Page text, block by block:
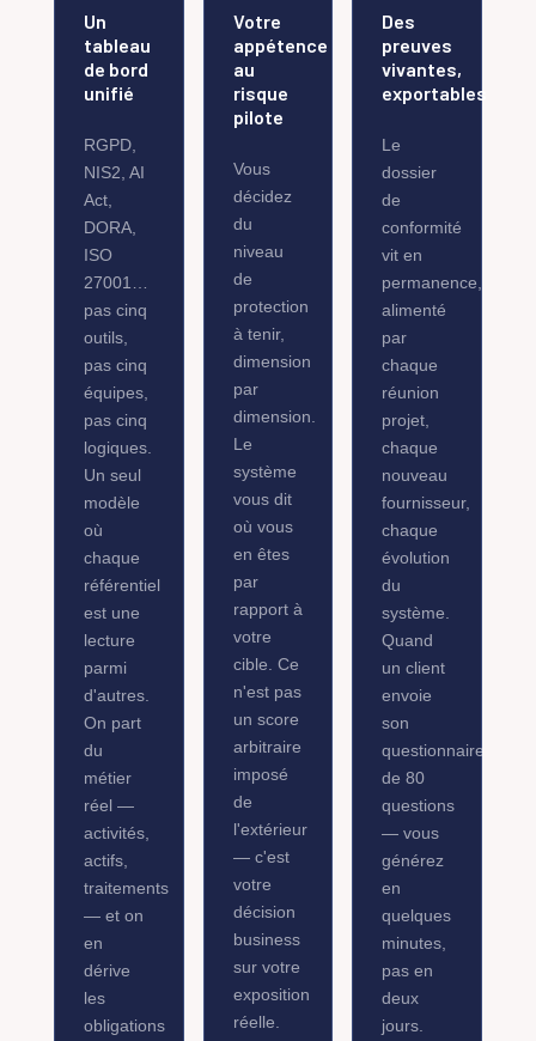
Un
tableau
de bord
unifié
RGPD,
NIS2, AI
Act,
DORA,
ISO
27001…
pas cinq
outils,
pas cinq
équipes,
pas cinq
logiques.
Un seul
modèle
où
chaque
référentiel
est une
lecture
parmi
d'autres.
On part
du
métier
réel —
activités,
actifs,
traitements
— et on
en
dérive
les
obligations
Votre
appétence
au
risque
pilote
Vous
décidez
du
niveau
de
protection
à tenir,
dimension
par
dimension.
Le
système
vous dit
où vous
en êtes
par
rapport à
votre
cible. Ce
n'est pas
un score
arbitraire
imposé
de
l'extérieur
— c'est
votre
décision
business
sur votre
exposition
réelle.
Des
preuves
vivantes,
exportables
Le
dossier
de
conformité
vit en
permanence,
alimenté
par
chaque
réunion
projet,
chaque
nouveau
fournisseur,
chaque
évolution
du
système.
Quand
un client
envoie
son
questionnaire
de 80
questions
— vous
générez
en
quelques
minutes,
pas en
deux
jours.